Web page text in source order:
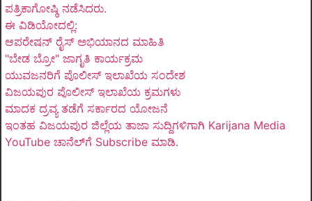
ಪತ್ರಿಕಾಗೋಷ್ಠಿ ನಡೆಸಿದರು.
ಈ ವಿಡಿಯೋದಲ್ಲಿ:
ಆಪರೇಷನ್ ರೈಸ್ ಅಭಿಯಾನದ ಮಾಹಿತಿ
"ಬೇಡ ಬ್ರೋ" ಜಾಗೃತಿ ಕಾರ್ಯಕ್ರಮ
ಯುವಜನರಿಗೆ ಪೊಲೀಸ್ ಇಲಾಖೆಯ ಸಂದೇಶ
ವಿಜಯಪುರ ಪೊಲೀಸ್ ಇಲಾಖೆಯ ಕ್ರಮಗಳು
ಮಾದಕ ದ್ರವ್ಯ ತಡೆಗೆ ಸರ್ಕಾರದ ಯೋಜನೆ
ಇಂತಹ ವಿಜಯಪುರ ಜಿಲ್ಲೆಯ ತಾಜಾ ಸುದ್ದಿಗಳಿಗಾಗಿ Karijana Media
YouTube ಚಾನೆಲ್‌ಗೆ Subscribe ಮಾಡಿ.